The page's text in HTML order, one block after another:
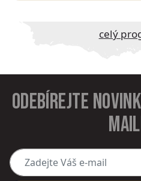
Celý
Odebírejte
Zadejte Váš e-mail